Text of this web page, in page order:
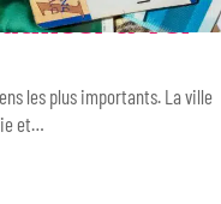
à Tel-
les plus importants. La ville
et…